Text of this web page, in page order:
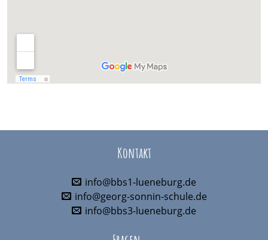
Kontakt
info@bbs1-lueneburg.de
info@georg-sonnin-schule.de
info@bbs3-lueneburg.de